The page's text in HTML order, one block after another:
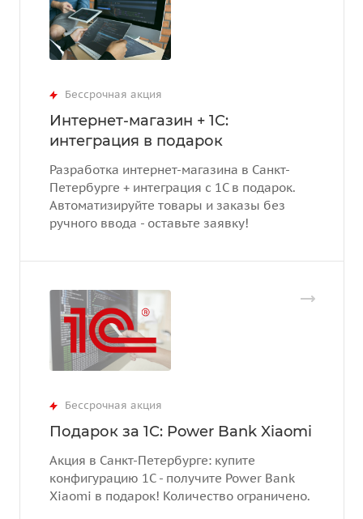
Бессрочная акция
Интернет-магазин + 1С:
интеграция в подарок
Разработка интернет-магазина в Санкт-
Петербурге + интеграция с 1С в подарок.
Автоматизируйте товары и заказы без
ручного ввода - оставьте заявку!
Бессрочная акция
Подарок за 1С: Power Bank Xiaomi
Акция в Санкт-Петербурге: купите
конфигурацию 1С - получите Power Bank
Xiaomi в подарок! Количество ограничено.